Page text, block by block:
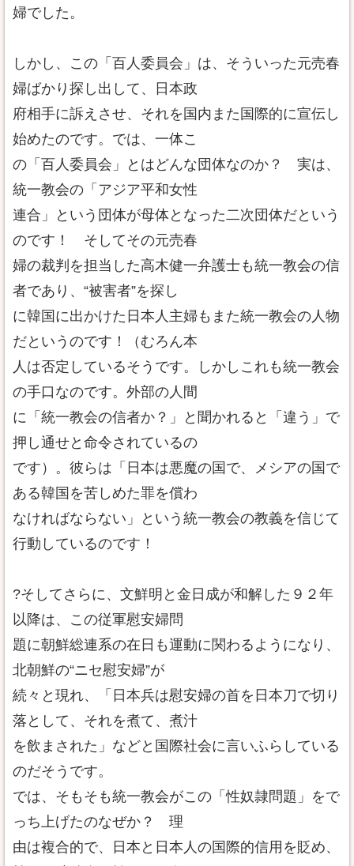
婦でした。
しかし、この「百人委員会」は、そういった元売春
婦ばかり探し出して、日本政
府相手に訴えさせ、それを国内また国際的に宣伝し
始めたのです。では、一体こ
の「百人委員会」とはどんな団体なのか？ 実は、
統一教会の「アジア平和女性
連合」という団体が母体となった二次団体だという
のです！ そしてその元売春
婦の裁判を担当した高木健一弁護士も統一教会の信
者であり、“被害者”を探し
に韓国に出かけた日本人主婦もまた統一教会の人物
だというのです！（むろん本
人は否定しているそうです。しかしこれも統一教会
の手口なのです。外部の人間
に「統一教会の信者か？」と聞かれると「違う」で
押し通せと命令されているの
です）。彼らは「日本は悪魔の国で、メシアの国で
ある韓国を苦しめた罪を償わ
なければならない」という統一教会の教義を信じて
行動しているのです！
?そしてさらに、文鮮明と金日成が和解した９２年
以降は、この従軍慰安婦問
題に朝鮮総連系の在日も運動に関わるようになり、
北朝鮮の“ニセ慰安婦”が
続々と現れ、「日本兵は慰安婦の首を日本刀で切り
落として、それを煮て、煮汁
を飲まされた」などと国際社会に言いふらしている
のだそうです。
では、そもそも統一教会がこの「性奴隷問題」をで
っち上げたのなぜか？ 理
由は複合的で、日本と日本人の国際的信用を貶め、